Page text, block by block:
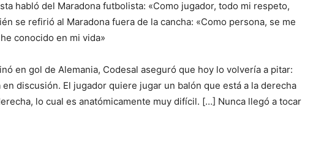
habló del Maradona futbolista: «Como jugador, todo mi respeto,
se refirió al Maradona fuera de la cancha: «Como persona, se me
conocido en mi vida»
en gol de Alemania, Codesal aseguró que hoy lo volvería a pitar:
discusión. El jugador quiere jugar un balón que está a la derecha
lo cual es anatómicamente muy difícil. […] Nunca llegó a tocar